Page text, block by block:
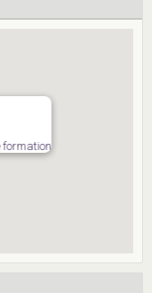
formation